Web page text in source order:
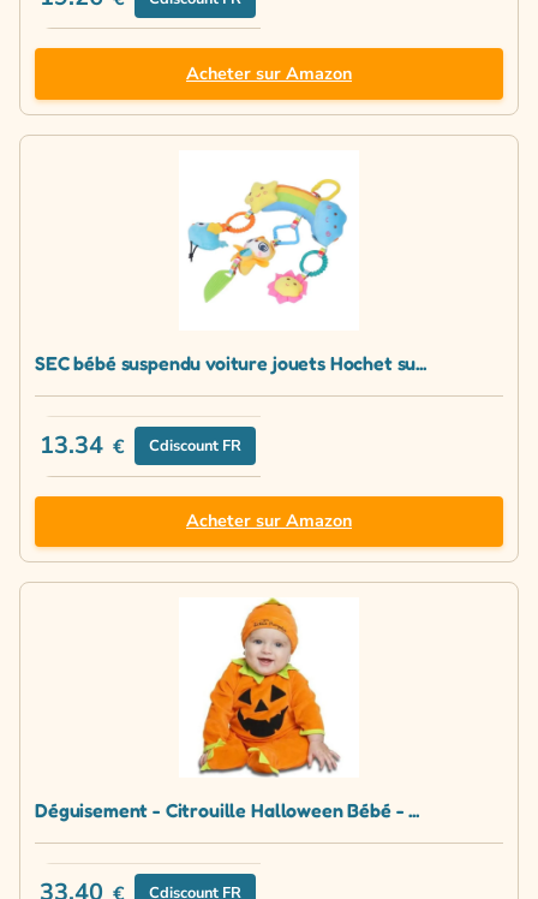
Acheter sur Amazon
SEC bébé suspendu voiture jouets Hochet su...
13.34 € Cdiscount FR
Acheter sur Amazon
Déguisement - Citrouille Halloween Bébé - ...
33.40 Cdiscount FR